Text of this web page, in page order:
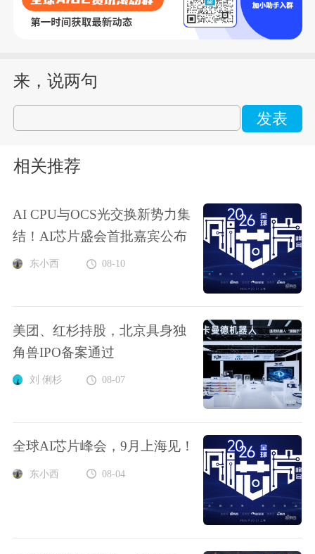
来，说两句
发表
相关推荐
AI CPU与OCS光交换新势力集
结！AI芯片盛会首批嘉宾公布
东小西 08-10
美团、红杉持股，北京具身独
角兽IPO备案通过
刘 俐杉 08-07
全球AI芯片峰会，9月上海见！
东小西 08-04